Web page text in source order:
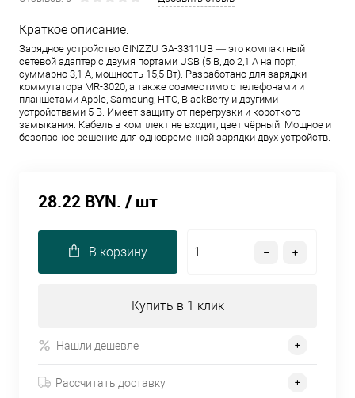
Краткое описание:
Зарядное устройство GINZZU GA-3311UB — это компактный
сетевой адаптер с двумя портами USB (5 В, до 2,1 А на порт,
суммарно 3,1 А, мощность 15,5 Вт). Разработано для зарядки
коммутатора MR-3020, а также совместимо с телефонами и
планшетами Apple, Samsung, HTC, BlackBerry и другими
устройствами 5 В. Имеет защиту от перегрузки и короткого
замыкания. Кабель в комплект не входит, цвет чёрный. Мощное и
безопасное решение для одновременной зарядки двух устройств.
28.22 BYN. / шт
В корзину
Купить в 1 клик
Нашли дешевле
Рассчитать доставку